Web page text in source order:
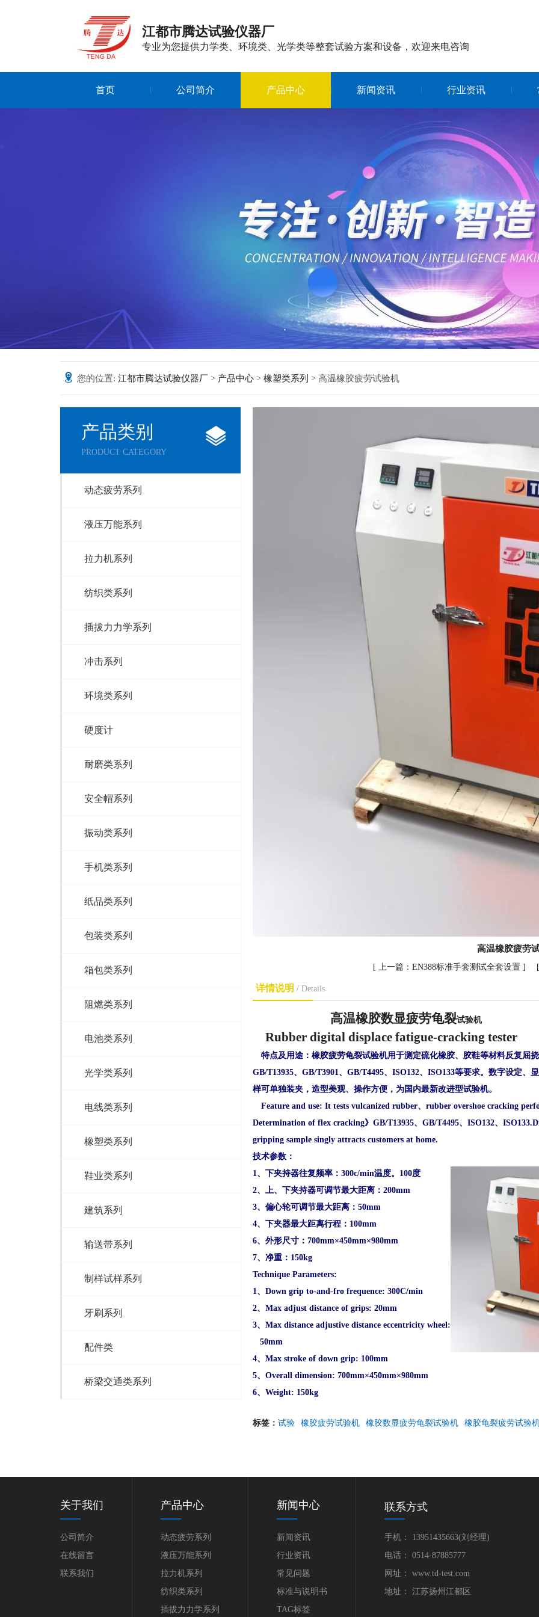
江都市腾达试验仪器厂
专业为您提供力学类、环境类、光学类等整套试验方案和设备，欢迎来电咨询
首页 公司简介 产品中心 新闻资讯 行业资讯
您的位置: 江都市腾达试验仪器厂 > 产品中心 > 橡塑类系列 > 高温橡胶疲劳试验机
产品类别
PRODUCT CATEGORY
动态疲劳系列
液压万能系列
拉力机系列
纺织类系列
插拔力力学系列
冲击系列
环境类系列
硬度计
耐磨类系列
安全帽系列
振动类系列
手机类系列
纸品类系列
包装类系列
箱包类系列
阻燃类系列
电池类系列
光学类系列
电线类系列
橡塑类系列
鞋业类系列
建筑系列
输送带系列
制样试样系列
牙刷系列
配件类
桥梁交通类系列
高温橡胶疲劳
[ 上一篇： EN388标准手套测试全套设置 ]
详情说明 / Details
高温橡胶数显疲劳龟裂试验机
Rubber digital displace fatigue-cracking tester
特点及用途：橡胶疲劳龟裂试验机用于测定硫化橡胶、胶鞋等材料反复屈
GB/T13935、 GB/T3901、 GB/T4495、 ISO132、 ISO133等要求。数字设定、
样可单独装夹，造型美观、操作方便，为国内最新改进型试验机。
Feature and use: It tests vulcanized rubber、 rubber overshoe cracking
Determination of flex cracking》 GB/T13935、 GB/T4495、 ISO132、
gripping sample singly attracts customers at home.
技术参数：
1、下夹持器往复频率： 300c/min温度。100度
2、上、下夹持器可调节最大距离： 200mm
3、偏心轮可调节最大距离： 50mm
4、下夹器最大距离行程： 100mm
6、外形尺寸： 700mm×450mm×980mm
7、净重： 150kg
Technique Parameters:
1、 Down grip to-and-fro frequence: 300C/min
2、 Max adjust distance of grips: 20mm
3、 Max distance adjustive distance eccentricity wheel:
50mm
4、 Max stroke of down grip: 100mm
5、 Overall dimension: 700mm×450mm×980mm
6、 Weight: 150kg
标签： 试验 橡胶疲劳试验机 橡胶数显疲劳龟裂试验机 橡胶龟裂疲劳试验
关于我们
公司简介
在线留言
联系我们
产品中心
动态疲劳系列
液压万能系列
拉力机系列
纺织类系列
插拔力力学系列
新闻中心
新闻资讯
行业资讯
常见问题
标准与说明书
TAG标签
联系方式
手机： 13951435663(刘经理)
电话： 0514-87885777
网址： www.td-test.com
地址： 江苏扬州江都区